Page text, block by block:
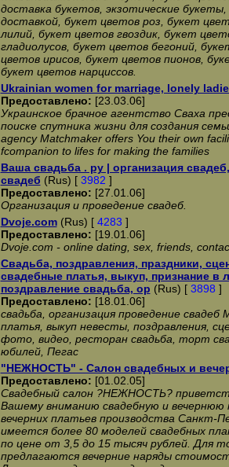
доставка букетов, экзотические
доставкой, букет цветов роз, букет
лилий, букет цветов гвоздик, букет
гладиолусов, букет цветов бегоний,
цветов ирисов, букет цветов пионов,
букет цветов нарциссов.
Ukrainian women for marriage, lonely
Предоставлено: [23.03.06]
Украинское брачное агентство Сваха
поиске спутника жизни для создания
agency Matchmaker offers You their own
fcompanion to lifes for making the families
Ваша свадьба . ру | организация
свадеб (Rus) [ 3982 ]
Предоставлено: [27.01.06]
Организация и проведение свадеб.
Dvoje.com(Rus) [ 4283 ]
Предоставлено: [19.01.06]
Dvoje.com - online dating, sex, friends,
Свадьба, поздравления, праздники,
свадебные платья, выкуп, признание в
поздравление свадьба, ор (Rus) [ 3898 ]
Предоставлено: [18.01.06]
свадьба, организация проведение свадеб
платья, выкуп невесты, поздравления,
фото, видео, ресторан свадьба, торт
юбилей, Пегас
"НЕЖНОСТЬ" - Салон свадебных и
Предоставлено: [01.02.05]
Свадебный салон ?НЕЖНОСТЬ?
Вашему вниманию свадебную и вечернюю
вечерних платьев производства Санкт-
имеется более 80 моделей свадебных
по цене от 3,5 до 15 тысяч рублей. Для
предлагаются вечерние наряды